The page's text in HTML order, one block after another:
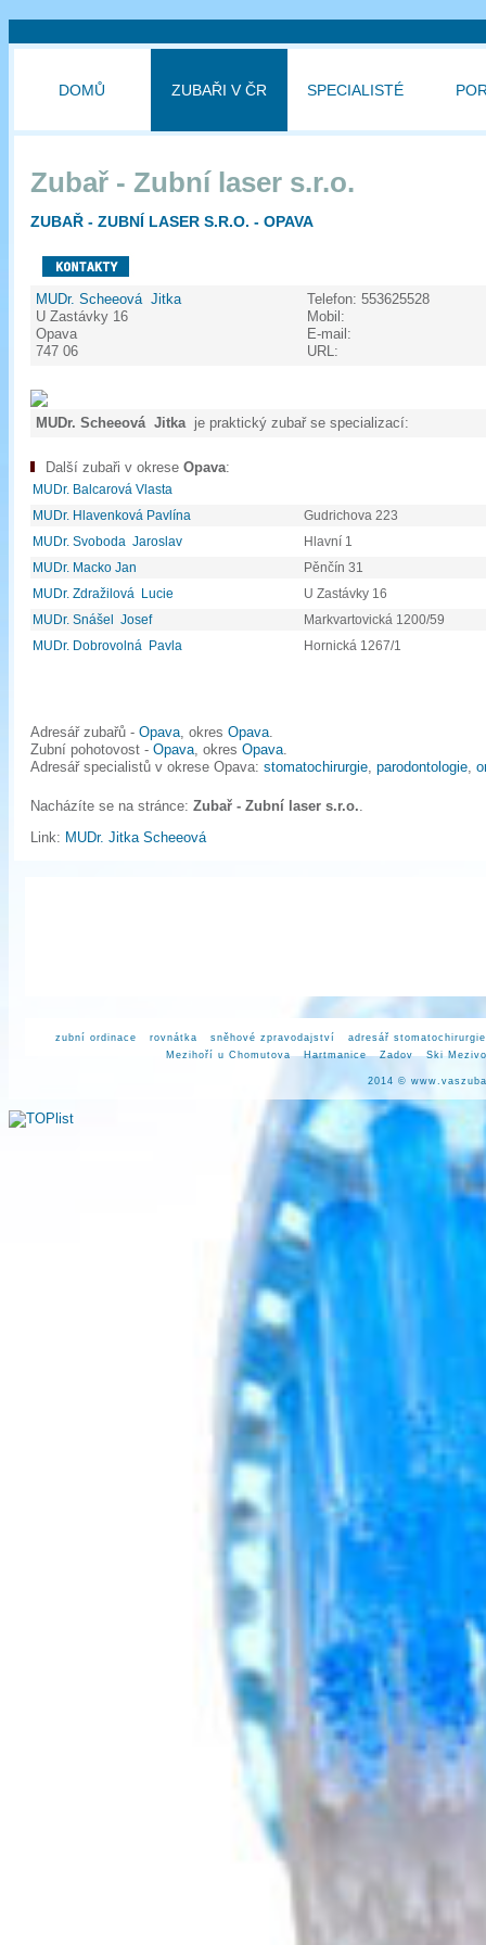
DOMŮ ZUBAŘI V ČR SPECIALISTÉ
Zubař - Zubní laser s.r.o.
ZUBAŘ - ZUBNÍ LASER S.R.O. - OPAVA
MUDr. Scheeová Jitka
U Zastávky 16
Opava
747 06
Telefon:
Mobil:
E-mail:
URL:
553625528
MUDr. Scheeová Jitka je praktický zubař se specializací:
Další zubaři v okrese Opava:
MUDr. Balcarová Vlasta
MUDr. Hlavenková Pavlína
Gudrichova 223
MUDr. Svoboda Jaroslav
Hlavní 1
MUDr. Macko Jan
Pěnčín 31
MUDr. Zdražilová Lucie
U Zastávky 16
MUDr. Snášel Josef
Markvartovická 1200/59
MUDr. Dobrovolná Pavla
Hornická 1267/1
Adresář zubařů - Opava, okres Opava.
Zubní pohotovost - Opava, okres Opava.
Adresář specialistů v okrese Opava: stomatochirurgie, parodontologie,
Nacházíte se na stránce: Zubař - Zubní laser s.r.o..
Link: MUDr. Jitka Scheeová
zubní ordinace rovnátka sněhové zpravodajství
adresář stomatochirurgie
Mezihoří u Chomutova
Hartmanice Zadov Ski
2014 ©